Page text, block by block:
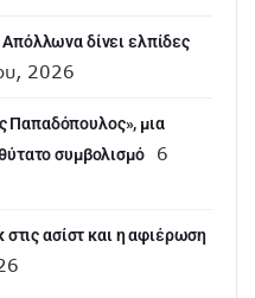
δίνει ελπίδες
2026
Παπαδόπουλος», μια
συμβολισμό
6
ασίστ και η αφιέρωση